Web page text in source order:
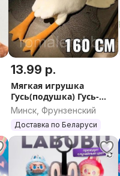
13.99 р.
Мягкая игрушка
Гусь(подушка) Гусь-
обнимусь
Минск, Фрунзенский
Доставка по Беларуси